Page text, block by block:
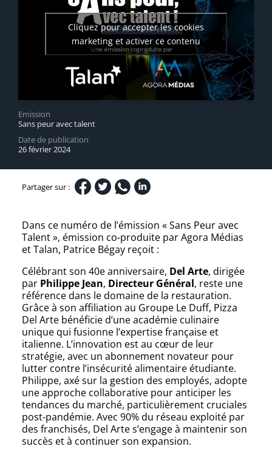
Cliquez pour accepter les cookies
marketing et activer ce contenu
Emission
Sans peur avec talent
Date de publication
26 février 2024
Partager sur :
Dans ce numéro de l’émission « Sans Peur avec
Talent », émission co-produite par Agora Médias
et Talan, Patrice Bégay reçoit :
Célébrant son 40e anniversaire, Del Arte, dirigée
par Philippe Jean, Directeur Général, reste une
référence dans le domaine de la restauration.
Grâce à son affiliation au Groupe Le Duff, Pizza
Del Arte bénéficie d’une académie culinaire
unique qui fusionne l’expertise française et
italienne. L’innovation est au cœur de leur
stratégie, avec un abonnement novateur pour
lutter contre l’insécurité alimentaire étudiante.
Philippe, axé sur la gestion des employés, adopte
une approche collaborative pour anticiper les
tendances du marché, particulièrement cruciales
post-pandémie. Avec 90% du réseau exploité par
des franchisés, Del Arte s’engage à maintenir son
succès et à continuer son expansion.